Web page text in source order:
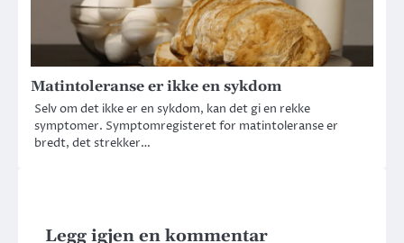
Matintoleranse er ikke en sykdom
Selv om det ikke er en sykdom, kan det gi en rekke
symptomer. Symptomregisteret for matintoleranse er
bredt, det strekker…
Legg igjen en kommentar